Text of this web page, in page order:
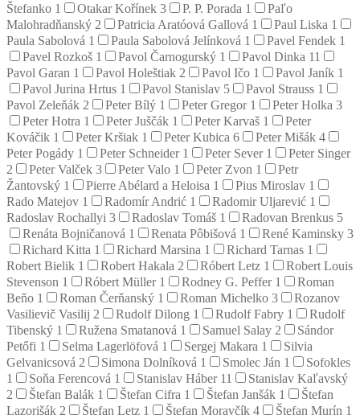
Štefanko 1 Otakar Kořínek 3 P. P. Porada 1
Paľo
Malohradňanský 2 Patricia Aratóová Gallová 1 Paul Liska 1
Paula Sabolová 1 Paula Sabolová Jelínková 1 Pavel Fendek 1
Pavel Rozkoš 1 Pavol Čarnogurský 1 Pavol Dinka 11
Pavol Garan 1 Pavol Holeštiak 2 Pavol Ičo 1 Pavol Janík 1
Pavol Jurina Hrtus 1 Pavol Stanislav 5 Pavol Strauss 1
Pavol Zeleňák 2 Peter Bílý 1 Peter Gregor 1 Peter Holka 3
Peter Hotra 1 Peter Juščák 1 Peter Karvaš 1
Peter
Kováčik 1 Peter Kršiak 1 Peter Kubica 6 Peter Mišák 4
Peter Pogády 1 Peter Schneider 1 Peter Sever 1
Peter Singer
2
Peter Valček 3 Peter Valo 1 Peter Zvon 1
Petr
Žantovský 1 Pierre Abélard a Heloisa 1 Pius Miroslav 1
Rado Matejov 1 Radomír Andrić 1 Radomir Uljarević 1
Radoslav Rochallyi 3 Radoslav Tomáš 1 Radovan Brenkus 5
Renáta Bojničanová 1 Renata Pôbišová 1 René Kaminsky 3
Richard Kitta 1 Richard Marsina 1 Richard Tarnas 1
Robert Bielik 1 Robert Hakala 2 Róbert Letz 1
Robert Louis
Stevenson 1 Róbert Müller 1 Rodney G. Peffer 1
Roman
Beňo 1 Roman Čerňanský 1 Roman Michelko 3
Rozanov
Vasilievič Vasilij 2 Rudolf Dilong 1 Rudolf Fabry 1
Rudolf
Tibenský 1 Ružena Smatanová 1 Samuel Salay 2
Sándor
Petőfi 1 Selma Lagerlöfová 1 Sergej Makara 1
Silvia
Gelvanicsová 2 Simona Dolníková 1 Smolec Ján 1
Sofokles
1
Soňa Ferencová 1 Stanislav Háber 11
Stanislav Kaľavský
2
Štefan Balák 1 Štefan Cifra 1 Štefan Janšák 1
Štefan
Lazorišák 2 Štefan Letz 1 Štefan Moravčík 4 Štefan Murín 1